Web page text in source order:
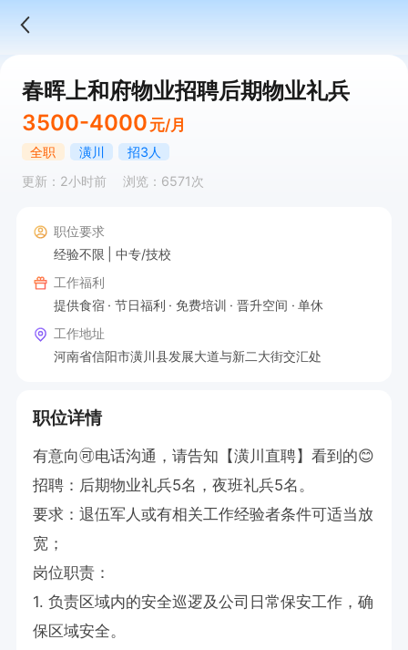
春晖上和府物业招聘后期物业礼兵
3500-4000 元/月
全职 潢川
招3人
更新：2小时前
浏览：6571次
职位要求
经验不限
中专/技校
工作福利
提供食宿
节日福利 免费培训 晋升空间
单休
工作地址
河南省信阳市潢川县发展大道与新二大街交汇处
职位详情
有意向🉑电话沟通，请告知【潢川直聘】看到的😊
招聘：后期物业礼兵5名，夜班礼兵5名。
要求：退伍军人或有相关工作经验者条件可适当放
宽；
岗位职责：
1. 负责区域内的安全巡逻及公司日常保安工作，确
保区域安全。